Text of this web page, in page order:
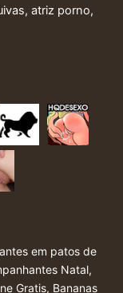
atriz porno,
em patos de
Natal,
Gratis, Bananas